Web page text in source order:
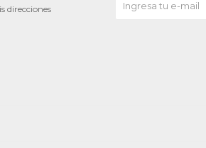
direcciones